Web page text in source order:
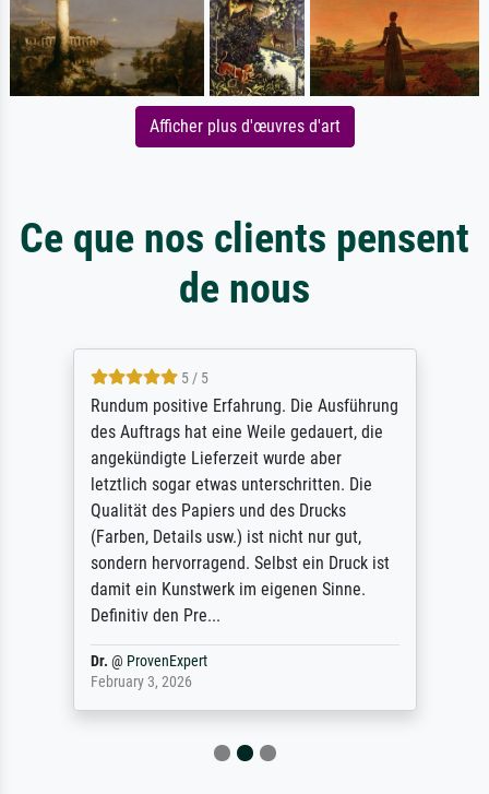
Afficher plus d'œuvres d'art
Ce que nos clients pensent
de nous
5 / 5
Rundum positive Erfahrung. Die Ausführung
des Auftrags hat eine Weile gedauert, die
angekündigte Lieferzeit wurde aber
letztlich sogar etwas unterschritten. Die
Qualität des Papiers und des Drucks
(Farben, Details usw.) ist nicht nur gut,
sondern hervorragend. Selbst ein Druck ist
damit ein Kunstwerk im eigenen Sinne.
Definitiv den Pre...
Dr. @ ProvenExpert
February 3, 2026